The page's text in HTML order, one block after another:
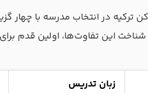
ترکیه در انتخاب مدرسه با
شناخت این تفاوت‌ها، اولین قدم
زبان تدریس